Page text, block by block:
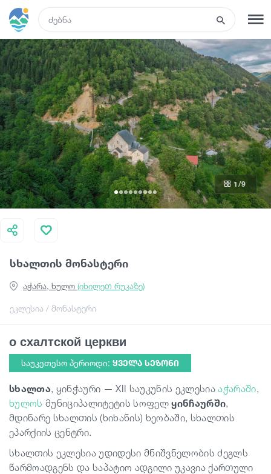
რეგისტრაცია შესვლა
რა ვნახოთ
ტურები
მარშრუტები
სასტუმროები
კვება და ღვინო
სტატიები
ივენთები
დაგეგმე მოგზაურობა
სხალთის მონასტერი
ეკლესია / მონასტერი
აჭარა, ხულო (იხილეთ რუკაზე)
1 /9
о схалтской церкви
საუკეთესო პერიოდი: ᲧᲕᲔᲚᲐ ᲡᲔᲖᲝᲜᲘ
სხალთა, ყინჭაური — XII საუკუნის ეკლესიააჭარაში,
ხულოს მუნიციპალიტეტის სოფელყინჩაურში,
მდინარე სხალთის (ხიხანის) ხეობაში, სხალთის
ეპარქიის ცენტრი.
სხალთის ეკლესია უდიდესი მნიშვნელობის ძეგლს
წარმოადგენს და საპატიო ადგილი უკავია ქართული